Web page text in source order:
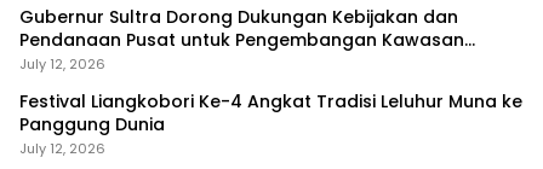
Gubernur Sultra Dorong Dukungan Kebijakan dan
Pendanaan Pusat untuk Pengembangan Kawasan
Liangkobhori
July 12, 2026
Festival Liangkobori Ke-4 Angkat Tradisi Leluhur Muna ke
Panggung Dunia
July 12, 2026